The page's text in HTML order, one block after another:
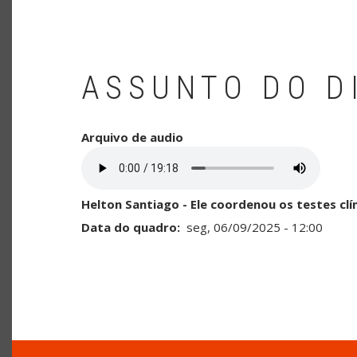
ASSUNTO DO
Arquivo de audio
Helton Santiago - Ele coordenou os testes
Data do quadro
seg, 06/09/2025 - 12:00